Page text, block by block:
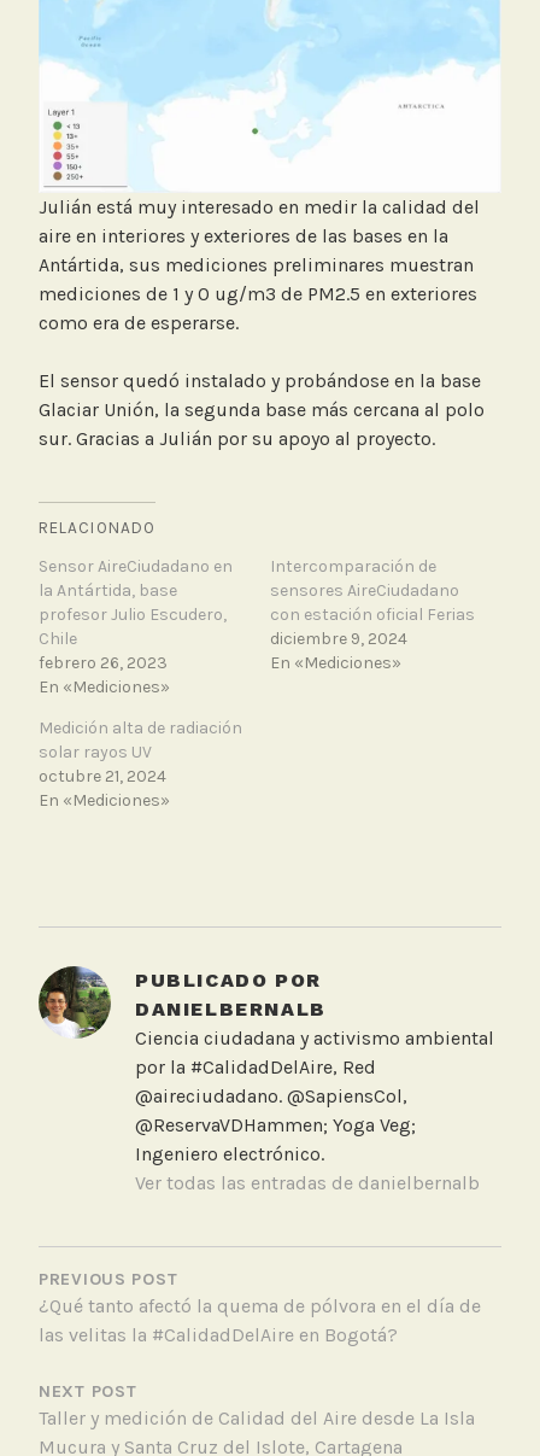
Julián está muy interesado en medir la calidad del
aire en interiores y exteriores de las bases en la
Antártida, sus mediciones preliminares muestran
mediciones de 1 y 0 ug/m3 de PM2.5 en exteriores
como era de esperarse.
El sensor quedó instalado y probándose en la base
Glaciar Unión, la segunda base más cercana al polo
sur. Gracias a Julián por su apoyo al proyecto.
RELACIONADO
Sensor AireCiudadano en
la Antártida, base
profesor Julio Escudero,
Chile
febrero 26, 2023
En «Mediciones»
Intercomparación de
sensores AireCiudadano
con estación oficial Ferias
diciembre 9, 2024
En «Mediciones»
Medición alta de radiación
solar rayos UV
octubre 21, 2024
En «Mediciones»
e
d
a
,
S
n
s
PUBLICADO POR
DANIELBERNALB
Ciencia ciudadana y activismo ambiental
por la #CalidadDelAire, Red
@aireciudadano. @SapiensCol,
@ReservaVDHammen; Yoga Veg;
Ingeniero electrónico.
Ver todas las entradas de danielbernalb
NAVEGACIÓN
DE
ENTRADAS
PREVIOUS POST
¿Qué tanto afectó la quema de pólvora en el día de
las velitas la #CalidadDelAire en Bogotá?
NEXT POST
Taller y medición de Calidad del Aire desde La Isla
Mucura y Santa Cruz del Islote, Cartagena